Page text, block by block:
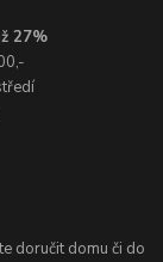
27%
doručit domu či do